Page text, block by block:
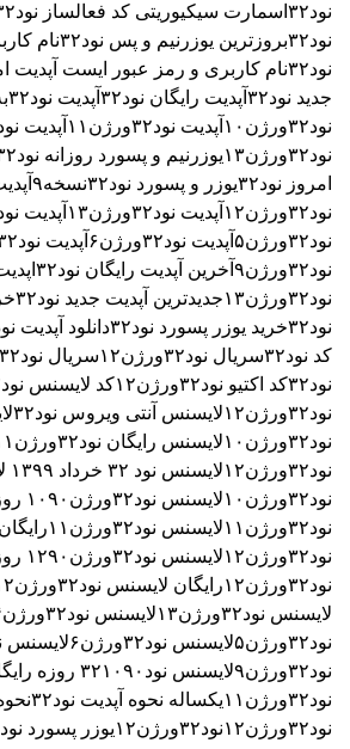
نود۳۲اسمارت سیکیوریتی
کد فعالساز نود۳۲
نود۳۲
بروزترین یوزرنیم و پس نود۳۲
نام
نود۳۲
نام کاربری و رمز عبور ایست آپدیت
جدید نود۳۲
آپدیت رایگان نود۳۲ آپدیت نود۳۲به تاریخ امروز
نود۳۲ورژن۱۰
آپدیت نود۳۲ورژن۱۱ آپدیت
نود۳۲ورژن۱۳
یوزرنیم و پسورد روزانه نود۳۲
امروز نود۳۲
یوزر و پسورد نود۳۲نسخه۹ آپدیت
نود۳۲ورژن۱۲
آپدیت نود۳۲ورژن۱۳ آپدیت
نود۳۲ورژن۵
آپدیت نود۳۲ورژن۶ آپدیت نود۳۲ورژن۸
نود۳۲ورژن۹
آخرین آپدیت رایگان نود۳۲
نود۳۲ورژن۱۳
جدیدترین آپدیت جدید نود۳۲
نود۳۲
خرید یوزر پسورد نود۳۲ دانلود آپدیت
کد نود۳۲
سریال نود۳۲ورژن۱۲ سریال نود۳۲
نود۳۲
کد اکتیو نود۳۲ورژن۱۲ کد لایسنس نود۳۲
نود۳۲ورژن۱۲
لایسنس آنتی ویروس نود۳۲
نود۳۲ورژن۱۰
لایسنس رایگان نود۳۲ورژن۱۱
نود۳۲ورژن۱۲
لایسنس نود ۳٢ خرداد ۱۳۹۹
نود۳۲ورژن۱۰
لایسنس نود۳۲ورژن۱۰۹۰ روزه رایگان
نود۳۲ورژن۱۱
لایسنس نود۳۲ورژن۱۱رایگان یکساله
نود۳۲ورژن۱۲
لایسنس نود۳۲ورژن۱۲۹۰ روزه رایگان
نود۳۲ورژن۱۲رایگان
لایسنس نود۳۲ورژن۱۲رایگان یکساله
لایسنس نود۳۲ورژن۱۳
لایسنس نود۳۲ورژن۴
نود۳۲ورژن۵
لایسنس نود۳۲ورژن۶ لایسنس
نود۳۲ورژن۹
لایسنس نود۳۲۱۰۹۰ روزه رایگان
نود۳۲ورژن۱۱یکساله
نحوه آپدیت نود۳۲
نود۳۲ورژن۱۲
نود۳۲ورژن۱۲ یوزر پسورد نود۳۲رایگان